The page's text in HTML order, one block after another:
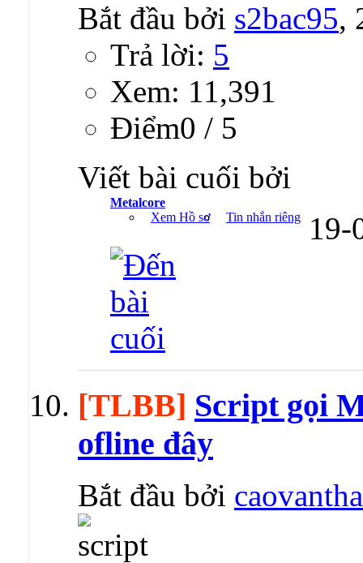
Bắt đầu bởi s2bac95,
Trả lời: 5
Xem: 11,391
Ðiểm0 / 5
Viết bài cuối bởi
Metalcore
Xem Hồ sơ
Tin nhắn riêng
[TLBB] Script gọi
ofline đây
Bắt đầu bởi